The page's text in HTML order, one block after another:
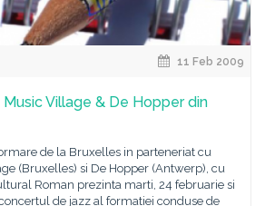
11 Feb 2009
Village & De Hopper din
de la Bruxelles in parteneriat cu
(Bruxelles) si De Hopper (Antwerp), cu
Roman prezinta marti, 24 februarie si
de jazz al formatiei conduse de